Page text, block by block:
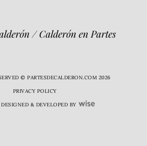
/ Calderón en Partes
© PARTESDECALDERON.COM 2026
PRIVACY POLICY
& DEVELOPED BY